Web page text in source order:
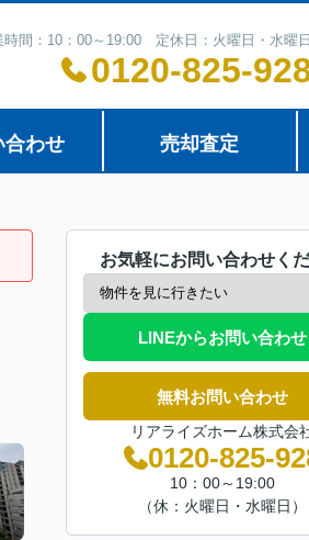
時間：10：00～19:00 定休日：火曜日・水曜日
0120-825-
合わせ 売却査定
お気軽にお問い合わせく
LINEからお問い合わせ
無料お問い合わせ
リアライズホーム株式会
0120-825-
10：00～19:00
（休：火曜日・水曜日）